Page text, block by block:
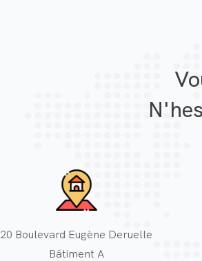
20 Boulevard Eugène Deruelle
Bâtiment A